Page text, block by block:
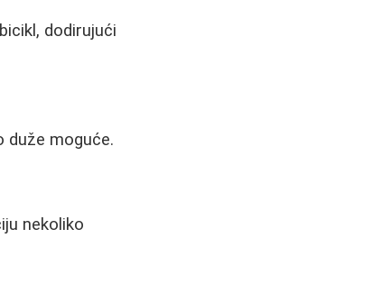
dodirujući
duže moguće.
nekoliko